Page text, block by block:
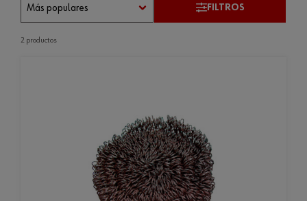
FILTROS
2 productos